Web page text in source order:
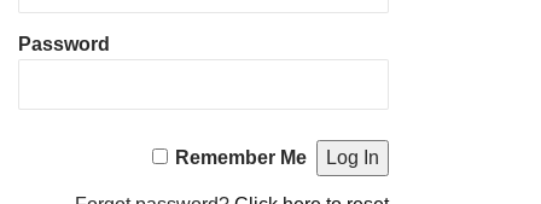
Password
Remember Me